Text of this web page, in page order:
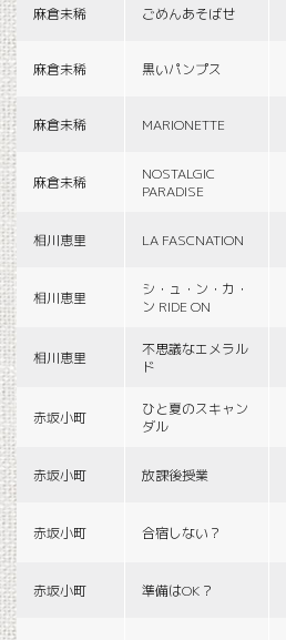
麻倉未稀 ごめんあそばせ
麻倉未稀 黒いパンプス
麻倉未稀 MARIONETTE
麻倉未稀
NOSTALGIC
PARADISE
相川恵里 LA FASCNATION
相川恵里
シ・ュ・ン・カ・
ン RIDE ON
相川恵里
不思議なエメラル
ド
赤坂小町
ひと夏のスキャン
ダル
赤坂小町 放課後授業
赤坂小町 合宿しない？
赤坂小町 準備はOK？